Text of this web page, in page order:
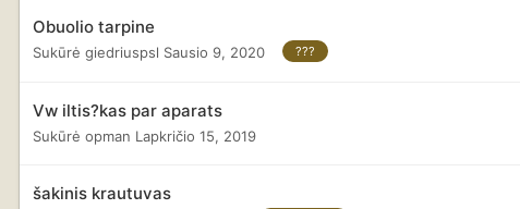
Obuolio tarpine
Sukūrė giedriuspsl Sausio 9, 2020 ???
Vw iltis?kas par aparats
Sukūrė opman Lapkričio 15, 2019
šakinis krautuvas